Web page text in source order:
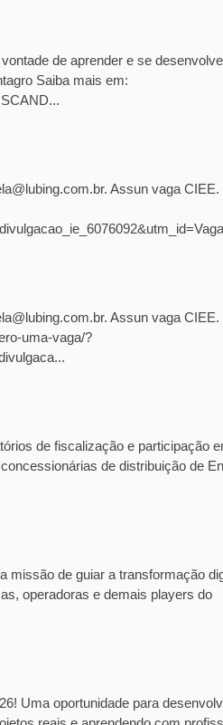
de aprender e se
Saiba mais em:
Assun vaga CIEE.
Assun vaga CIEE.
uma-vaga/?
de fiscalização e participação
de distribuição de
missão de guiar a transformação
operadoras e demais players do
Uma oportunidade para